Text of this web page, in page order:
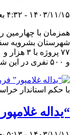
۱۴۰۳/۱۱/۱۵ - ۴:۳۲ بعد از ظهر
همزمان با چهارمین
شهرستان بشرویه
و ۵۰۰ نفری در این شهرستان بود.
با حکم استاندار
“یداله